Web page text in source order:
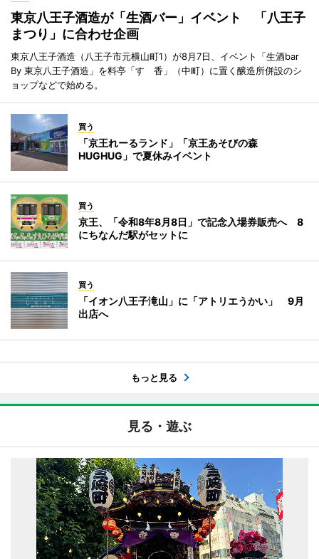
東京八王子酒造が「生酒バー」イベント 「八王子
まつり」に合わせ企画
東京八王子酒造（八王子市元横山町1）が8月7日、イベント「生酒bar
By 東京八王子酒造」を料亭「すゞ香」（中町）に置く醸造所併設のシ
ョップなどで始める。
買う
「京王れーるランド」「京王あそびの森
HUGHUG」で夏休みイベント
買う
京王、「令和8年8月8日」で記念入場券販売へ 8
にちなんだ駅がセットに
買う
「イオン八王子滝山」に「アトリエうかい」 9月
出店へ
もっと見る
見る・遊ぶ